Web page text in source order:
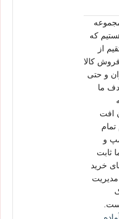
که
از
کالا
و حتی
ما
افت
و
ثابت
خرید